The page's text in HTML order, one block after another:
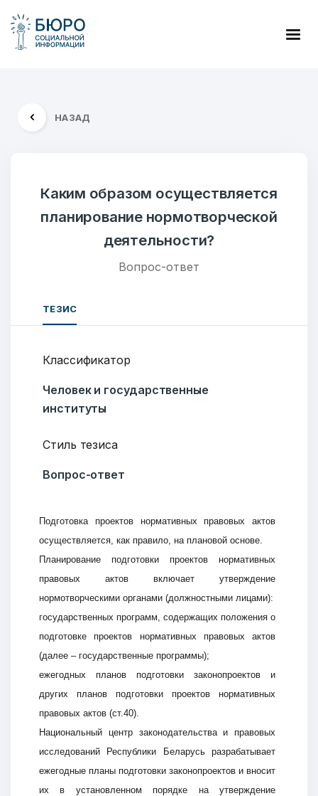
НАЗАД
Каким образом осуществляется
планирование нормотворческой
деятельности?
Вопрос-ответ
ТЕЗИС
Классификатор
Человек и государственные
институты
Стиль тезиса
Вопрос-ответ
Подготовка проектов нормативных правовых актов
осуществляется, как правило, на плановой основе.
Планирование подготовки проектов нормативных
правовых актов включает утверждение
нормотворческими органами (должностными лицами):
государственных программ, содержащих положения о
подготовке проектов нормативных правовых актов
(далее – государственные программы);
ежегодных планов подготовки законопроектов и
других планов подготовки проектов нормативных
правовых актов (ст.40).
Национальный центр законодательства и правовых
исследований Республики Беларусь разрабатывает
ежегодные планы подготовки законопроектов и вносит
их в установленном порядке на утверждение